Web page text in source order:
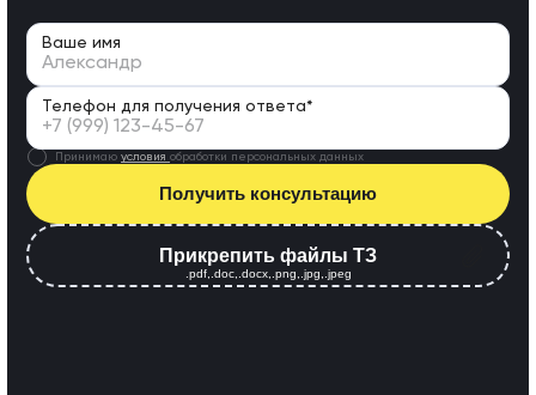
Ваше имя
Телефон для получения ответа*
Принимаю условия обработки персональных данных
Получить консультацию
Прикрепить файлы ТЗ
.pdf,.doc,.docx,.png,.jpg,.jpeg